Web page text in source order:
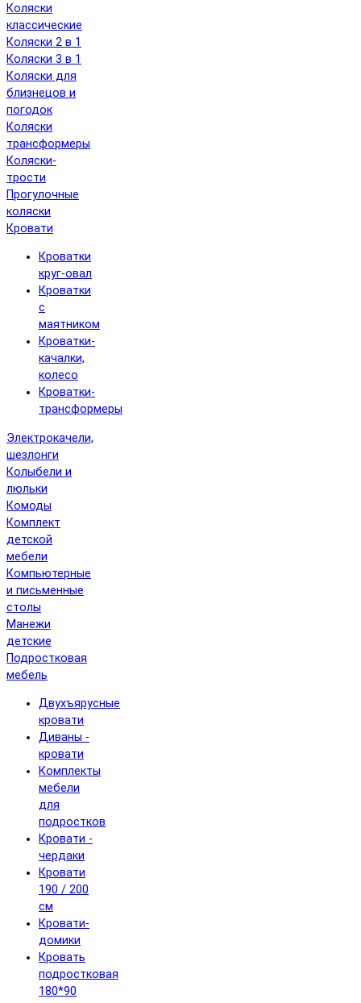
Коляски
классические
Коляски 2 в 1
Коляски 3 в 1
Коляски для
близнецов и
погодок
Коляски
трансформеры
Коляски-
трости
Прогулочные
коляски
Кровати
Кроватки
круг-овал
Кроватки
с
маятником
Кроватки-
качалки,
колесо
Кроватки-
трансформеры
Электрокачели,
шезлонги
Колыбели и
люльки
Комоды
Комплект
детской
мебели
Компьютерные
и письменные
столы
Манежи
детские
Подростковая
мебель
Двухъярусные
кровати
Диваны -
кровати
Комплекты
мебели
для
подростков
Кровати -
чердаки
Кровати
190 / 200
см
Кровати-
домики
Кровать
подростковая
180*90